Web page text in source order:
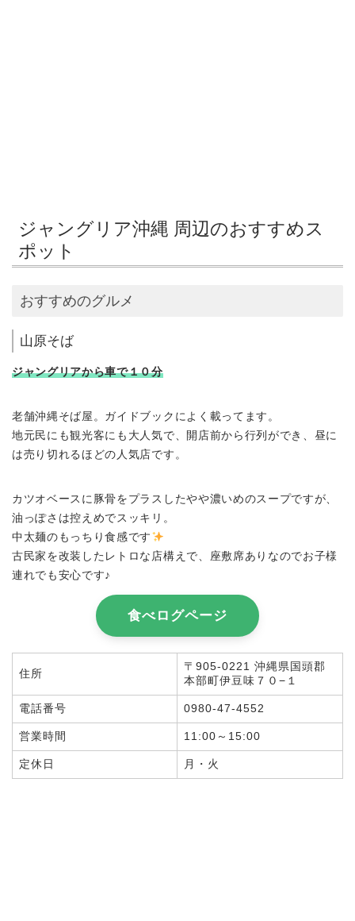
ジャングリア沖縄 周辺のおすすめス
ポット
おすすめのグルメ
山原そば
ジャングリアから車で１０分
老舗沖縄そば屋。ガイドブックによく載ってます。
地元民にも観光客にも大人気で、開店前から行列ができ、昼に
は売り切れるほどの人気店です。
カツオベースに豚骨をプラスしたやや濃いめのスープですが、
油っぽさは控えめでスッキリ。
中太麺のもっちり食感です
古民家を改装したレトロな店構えで、座敷席ありなのでお子様
連れでも安心です♪
食べログページ
住所
〒905-0221 沖縄県国頭郡
本部町伊豆味７０−１
電話番号 0980-47-4552
営業時間 11:00～15:00
定休日 月・火